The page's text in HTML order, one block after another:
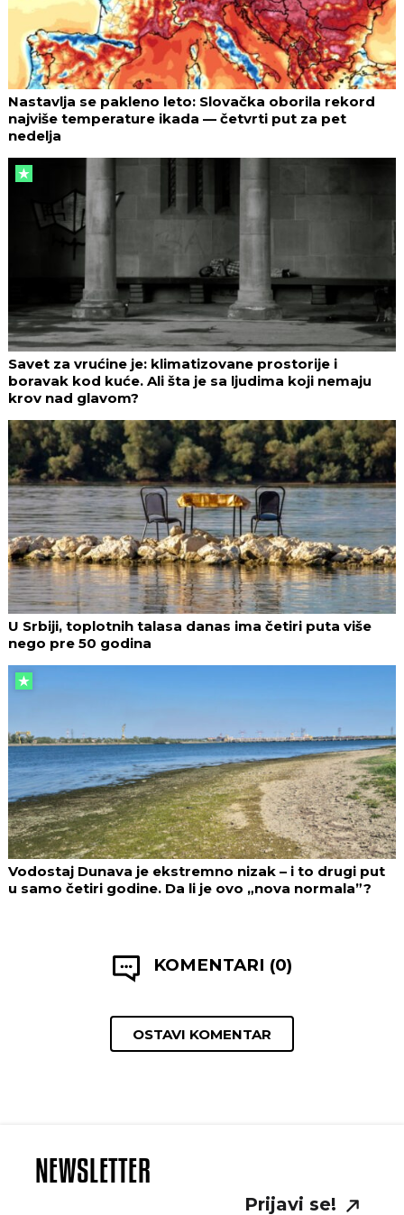
Nastavlja se pakleno leto: Slovačka oborila rekord
najviše temperature ikada — četvrti put za pet
nedelja
Savet za vrućine je: klimatizovane prostorije i
boravak kod kuće. Ali šta je sa ljudima koji nemaju
krov nad glavom?
U Srbiji, toplotnih talasa danas ima četiri puta više
nego pre 50 godina
Vodostaj Dunava je ekstremno nizak – i to drugi put
u samo četiri godine. Da li je ovo „nova normala”?
KOMENTARI (0)
OSTAVI KOMENTAR
NEWSLETTER
Prijavi se!